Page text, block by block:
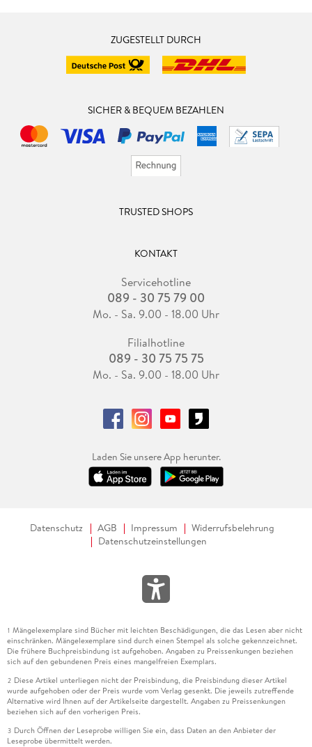
ZUGESTELLT DURCH
SICHER & BEQUEM BEZAHLEN
TRUSTED SHOPS
KONTAKT
Servicehotline
089 - 30 75 79 00
Mo. - Sa. 9.00 - 18.00 Uhr
Filialhotline
089 - 30 75 75 75
Mo. - Sa. 9.00 - 18.00 Uhr
Laden Sie unsere App herunter.
Datenschutz AGB Impressum
Widerrufsbelehrung
Datenschutzeinstellungen
1 Mängelexemplare sind Bücher mit leichten Beschädigungen, die das Lesen aber nicht
einschränken. Mängelexemplare sind durch einen Stempel als solche gekennzeichnet.
Die frühere Buchpreisbindung ist aufgehoben. Angaben zu Preissenkungen beziehen
sich auf den gebundenen Preis eines mangelfreien Exemplars.
2 Diese Artikel unterliegen nicht der Preisbindung, die Preisbindung dieser Artikel
wurde aufgehoben oder der Preis wurde vom Verlag gesenkt. Die jeweils zutreffende
Alternative wird Ihnen auf der Artikelseite dargestellt. Angaben zu Preissenkungen
beziehen sich auf den vorherigen Preis.
3 Durch Öffnen der Leseprobe willigen Sie ein, dass Daten an den Anbieter der
Leseprobe übermittelt werden.